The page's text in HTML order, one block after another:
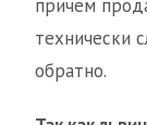
причем
технически
обратно.